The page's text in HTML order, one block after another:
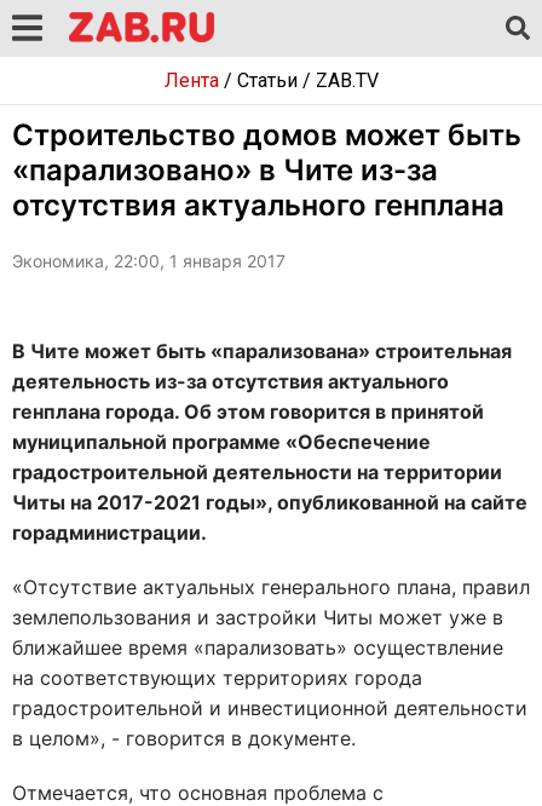
Лента/ Статьи/ ZAB.TV
Строительство домов может быть
«парализовано» в Чите из-за
отсутствия актуального генплана
Экономика, 22:00, 1 января 2017
В Чите может быть «парализована» строительная
деятельность из-за отсутствия актуального
генплана города. Об этом говорится в принятой
муниципальной программе «Обеспечение
градостроительной деятельности на территории
Читы на 2017-2021 годы», опубликованной на сайте
горадминистрации.
«Отсутствие актуальных генерального плана, правил
землепользования и застройки Читы может уже в
ближайшее время «парализовать» осуществление
на соответствующих территориях города
градостроительной и инвестиционной деятельности
в целом», - говорится в документе.
Отмечается, что основная проблема с